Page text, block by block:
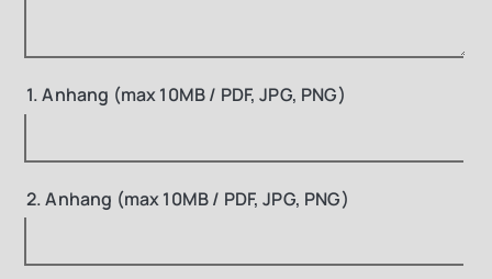
1. Anhang (max 10MB / PDF, JPG, PNG)
2. Anhang (max 10MB / PDF, JPG, PNG)